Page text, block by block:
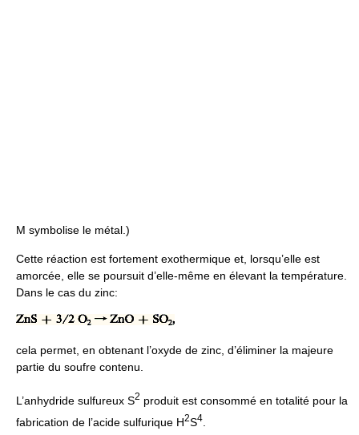
M symbolise le métal.)
Cette réaction est fortement exothermique et, lorsqu’elle est
amorcée, elle se poursuit d’elle-même en élevant la température.
Dans le cas du zinc:
cela permet, en obtenant l’oxyde de zinc, d’éliminer la majeure
partie du soufre contenu.
L’anhydride sulfureux S2 produit est consommé en totalité pour la
fabrication de l’acide sulfurique H2S4